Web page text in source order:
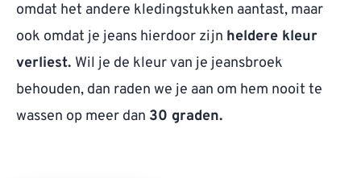
omdat het andere kledingstukken aantast, maar
ook omdat je jeans hierdoor zijn heldere kleur
verliest. Wil je de kleur van je jeansbroek
behouden, dan raden we je aan om hem nooit te
wassen op meer dan 30 graden.